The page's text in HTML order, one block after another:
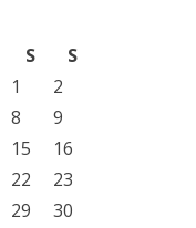
S
S
1
2
8
9
15
16
22
23
29
30